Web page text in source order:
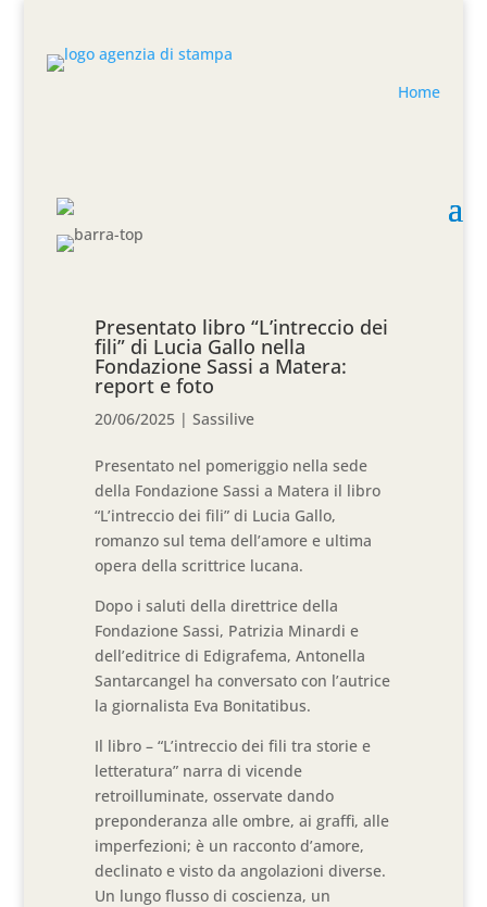
Home
Presentato libro “L’intreccio dei
fili” di Lucia Gallo nella
Fondazione Sassi a Matera:
report e foto
20/06/2025 |Sassilive
Presentato nel pomeriggio nella sede
della Fondazione Sassi a Matera il libro
“L’intreccio dei fili” di Lucia Gallo,
romanzo sul tema dell’amore e ultima
opera della scrittrice lucana.
Dopo i saluti della direttrice della
Fondazione Sassi, Patrizia Minardi e
dell’editrice di Edigrafema, Antonella
Santarcangel ha conversato con l’autrice
la giornalista Eva Bonitatibus.
Il libro – “L’intreccio dei fili tra storie e
letteratura” narra di vicende
retroilluminate, osservate dando
preponderanza alle ombre, ai graffi, alle
imperfezioni; è un racconto d’amore,
declinato e visto da angolazioni diverse.
Un lungo flusso di coscienza, un